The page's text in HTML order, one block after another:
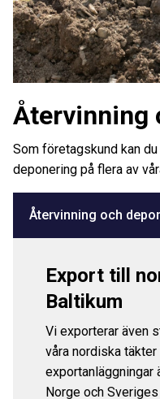
Återvinning
Som företagskund kan
deponering på flera av
Återvinning och
Export till
Baltikum
Vi exporterar även
våra nordiska
exportanläggningar
Norge och